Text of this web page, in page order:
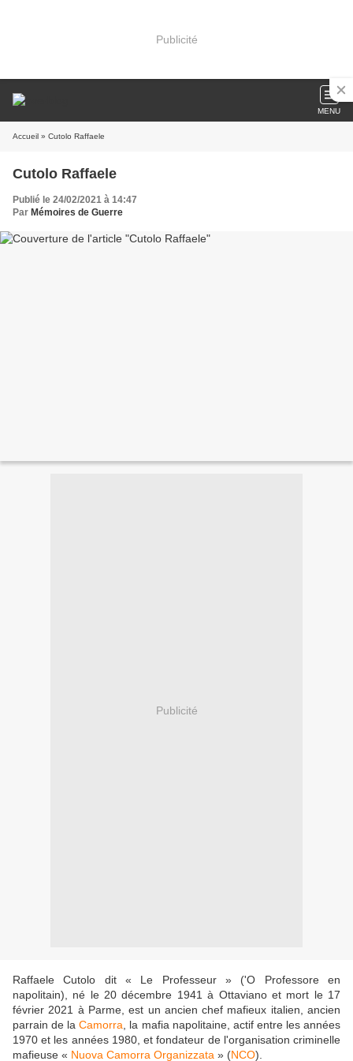
Publicité
MENU
Accueil » Cutolo Raffaele
Cutolo Raffaele
Publié le 24/02/2021 à 14:47
Par Mémoires de Guerre
Publicité
Raffaele Cutolo dit « Le Professeur » ('O Professore en
napolitain), né le 20 décembre 1941 à Ottaviano et mort le 17
février 2021 à Parme, est un ancien chef mafieux italien, ancien
parrain de laCamorra , la mafia napolitaine, actif entre les années
1970 et les années 1980, et fondateur de l'organisation criminelle
mafieuse « Nuova Camorra Organizzata » (NCO).